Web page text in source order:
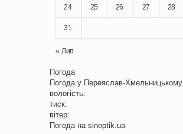
24 25 26 27 28
31
« Лип
Погода
Погода у Переяслав-Хмельницькому
вологість:
тиск:
вітер:
Погода на sinoptik.ua